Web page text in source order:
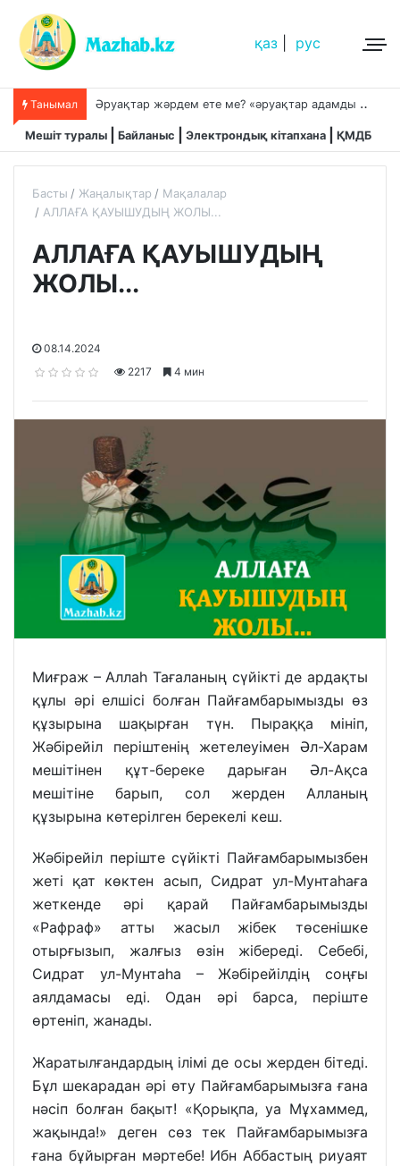
қаз рус
Танымал Ә
руақтар жәрдем ете ме? «әруақтар адамды қорғап жүреді»,-дейді сол рас па?
Мешіт туралы Байланыс Электрондық кітапхана ҚМДБ
Басты Жаңалықтар
Мақалалар
АЛЛАҒА ҚАУЫШУДЫҢ ЖОЛЫ...
АЛЛАҒА ҚАУЫШУДЫҢ
ЖОЛЫ...
08.14.2024
2217
4 мин
Миғраж – Аллаһ Тағаланың сүйікті де ардақты
құлы әрі елшісі болған Пайғамбарымызды өз
құзырына шақырған түн. Пыраққа мініп,
Жәбірейіл періштенің жетелеуімен Әл-Харам
мешітінен құт-береке дарыған Әл-Ақса
мешітіне барып, сол жерден Алланың
құзырына көтерілген берекелі кеш.
Жәбірейіл періште сүйікті Пайғамбарымызбен
жеті қат көктен асып, Сидрат ул-Мунтаһаға
жеткенде әрі қарай Пайғамбарымызды
«Рафраф» атты жасыл жібек төсенішке
отырғызып, жалғыз өзін жібереді. Себебі,
Сидрат ул-Мунтаһа – Жәбірейілдің соңғы
аялдамасы еді. Одан әрі барса, періште
өртеніп, жанады.
Жаратылғандардың ілімі де осы жерден бітеді.
Бұл шекарадан әрі өту Пайғамбарымызға ғана
нәсіп болған бақыт! «Қорықпа, уа Мұхаммед,
жақында!» деген сөз тек Пайғамбарымызға
ғана бұйырған мәртебе! Ибн Аббастың риуаят